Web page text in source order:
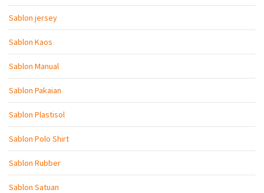
Sablon jersey
Sablon Kaos
Sablon Manual
Sablon Pakaian
Sablon Plastisol
Sablon Polo Shirt
Sablon Rubber
Sablon Satuan